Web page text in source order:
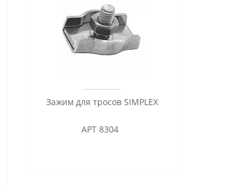
Зажим для тросов SIMPLEX
АРТ 8304